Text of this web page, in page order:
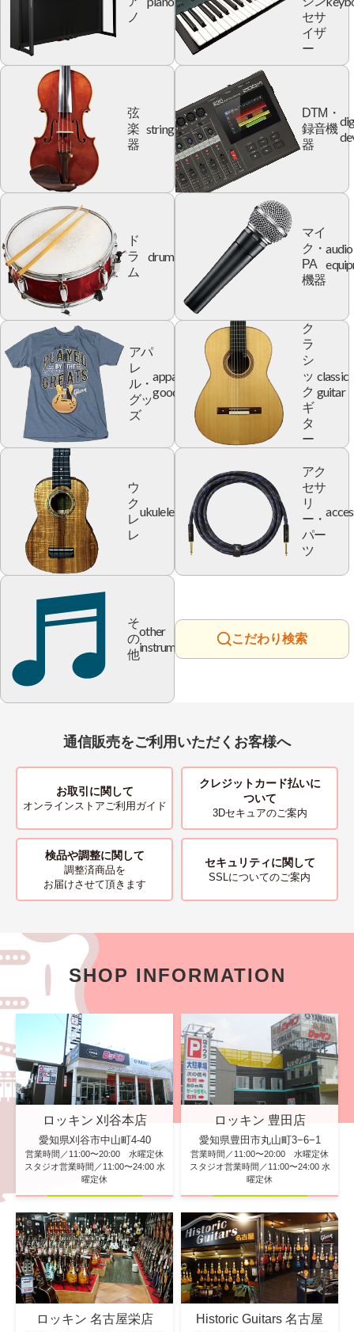
ノ
セサ
イザ
ー
弦
楽
器
string
DTM・
録音機
器
ド
ラ
ム
drum
マイ
ク・
PA
機器
audio
アパ
レ
ル・
グッ
ズ
apparel
goods
ク
ラ
シ
ッ
ク
ギ
タ
ー
classic
guitar
ウ
ク
レ
レ
ukulele
アク
セサ
リ
ー・
パー
ツ
そ
の
他
other
instrument
こだわり検索
通信販売をご利用いただくお客様へ
お取引に関して
オンラインストアご利用ガイド
クレジットカード払いに
ついて
3Dセキュアのご案内
検品や調整に関して
調整済商品を
お届けさせて頂きます
セキュリティに関して
SSLについてのご案内
SHOP INFORMATION
ロッキン 刈谷本店
愛知県刈谷市中山町4-40
営業時間／11:00〜20:00 水曜定休
スタジオ営業時間／11:00〜24:00 水
曜定休
ロッキン 豊田店
愛知県豊田市丸山町3−6−1
営業時間／11:00〜20:00 水曜定休
スタジオ営業時間／11:00〜24:00 水
曜定休
ロッキン 名古屋栄店 Historic Guitars 名古屋